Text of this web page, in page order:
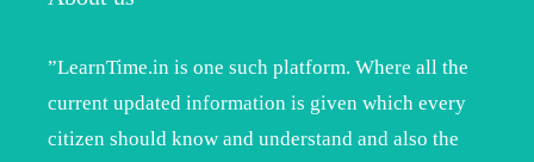
”LearnTime.in is one such platform. Where all the
current updated information is given which every
citizen should know and understand and also the